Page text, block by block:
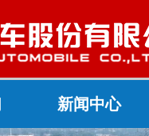
新闻中心